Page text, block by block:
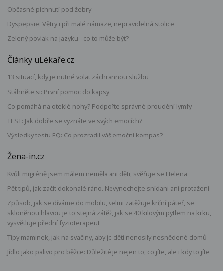
Občasné píchnutí pod žebry
Dyspepsie: Větry i při malé námaze, nepravidelná stolice
Zelený povlak na jazyku - co to může být?
Články uLékaře.cz
13 situací, kdy je nutné volat záchrannou službu
Stáhněte si: První pomoc do kapsy
Co pomáhá na oteklé nohy? Podpořte správné proudění lymfy
TEST: Jak dobře se vyznáte ve svých emocích?
Výsledky testu EQ: Co prozradil váš emoční kompas?
Žena-in.cz
Kvůli migréně jsem málem neměla ani děti, svěřuje se Helena
Pět tipů, jak začít dokonalé ráno. Nevynechejte snídani ani protažení
Způsob, jak se díváme do mobilu, velmi zatěžuje krční páteř, se
skloněnou hlavou je to stejná zátěž, jak se 40 kilovým pytlem na krku,
vysvětluje přední fyzioterapeut
Tipy maminek, jak na svačiny, aby je děti nenosily nesnědené domů
Jídlo jako palivo pro běžce: Důležité je nejen to, co jíte, ale i kdy to jíte